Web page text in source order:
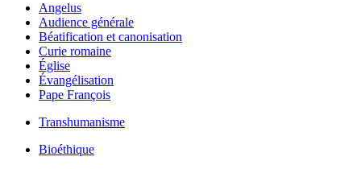
Angelus
Audience générale
Béatification et canonisation
Curie romaine
Église
Évangélisation
Pape François
Transhumanisme
Bioéthique